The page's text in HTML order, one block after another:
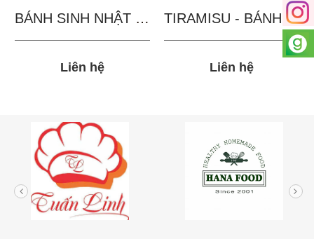
BÁNH SINH NHẬT IN...
Liên hệ
TIRAMISU - BÁNH TẶNG...
Liên hệ